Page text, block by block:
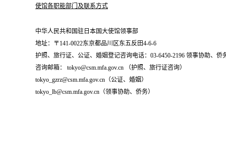
使馆各职能部门及联系方式
中华人民共和国驻日本国大使馆领事部
地址：〒141-0022东京都品川区东五反田4-6-6
护照、旅行证、公证、婚姻登记咨询电话：03-6450-2196 领事协助、侨
咨询邮箱： tokyo@csm.mfa.gov.cn （护照、旅行证咨询）
tokyo_gzrz@csm.mfa.gov.cn（公证、婚姻）
tokyo_lb@csm.mfa.gov.cn（领事协助、侨务）